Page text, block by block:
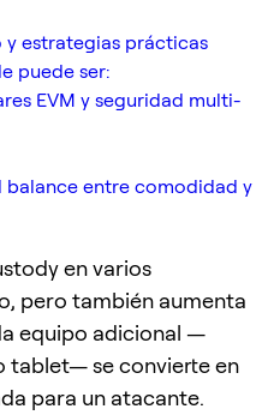
y estrategias prácticas
puede ser:
EVM y seguridad multi-
balance entre comodidad y
en varios
pero también aumenta
equipo adicional —
tablet— se convierte en
para un atacante.